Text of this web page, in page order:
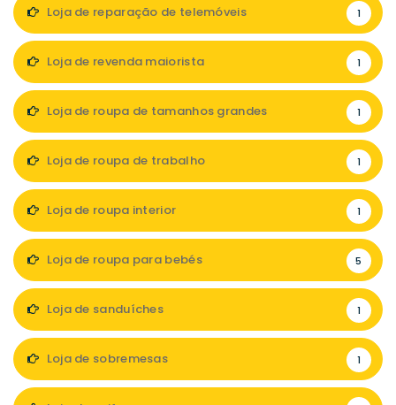
Loja de reparação de telemóveis 1
Loja de revenda maiorista 1
Loja de roupa de tamanhos grandes 1
Loja de roupa de trabalho 1
Loja de roupa interior 1
Loja de roupa para bebés 5
Loja de sanduíches 1
Loja de sobremesas 1